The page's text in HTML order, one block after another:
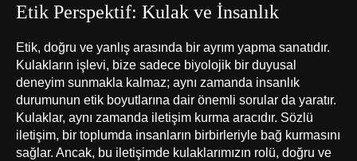
Etik Perspektif: Kulak ve İnsanlık
Etik, doğru ve yanlış arasında bir ayrım yapma sanatıdır.
Kulakların işlevi, bize sadece biyolojik bir duyusal
deneyim sunmakla kalmaz; aynı zamanda insanlık
durumunun etik boyutlarına dair önemli sorular da yaratır.
Kulaklar, aynı zamanda iletişim kurma aracıdır. Sözlü
iletişim, bir toplumda insanların birbirleriyle bağ kurmasını
sağlar. Ancak, bu iletişimde kulaklarımızın rolü, doğru ve